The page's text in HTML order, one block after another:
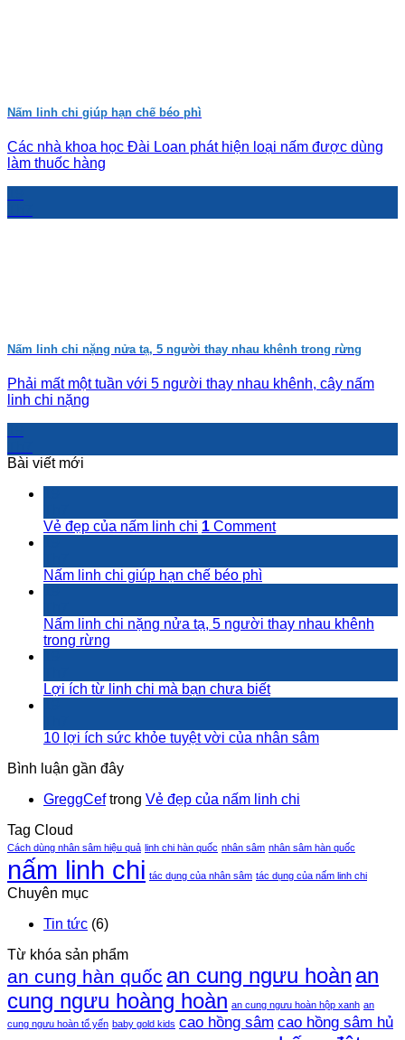
Nấm linh chi giúp hạn chế béo phì
Các nhà khoa học Đài Loan phát hiện loại nấm được dùng
làm thuốc hàng
Nấm linh chi nặng nửa tạ, 5 người thay nhau khênh trong rừng
Phải mất một tuần với 5 người thay nhau khênh, cây nấm
linh chi nặng
Bài viết mới
Vẻ đẹp của nấm linh chi 1 Comment
Nấm linh chi giúp hạn chế béo phì
Nấm linh chi nặng nửa tạ, 5 người thay nhau khênh
trong rừng
Lợi ích từ linh chi mà bạn chưa biết
10 lợi ích sức khỏe tuyệt vời của nhân sâm
Bình luận gần đây
GreggCeftrong Vẻ đẹp của nấm linh chi
Tag Cloud
Cách dùng nhân sâm hiệu quả linh chi hàn quốc nhân sâm nhân sâm hàn quốc
nấm linh chi tác dụng của nhân sâm tác dụng của nấm linh chi
Chuyên mục
Tin tức (6)
Từ khóa sản phẩm
an cung hàn quốc an cung ngưu hoàn an
cung ngưu hoàng hoàn an cung ngưu hoàn hộp xanh an
cung ngưu hoàn tổ yến baby gold kids cao hồng sâm cao hồng sâm hủ